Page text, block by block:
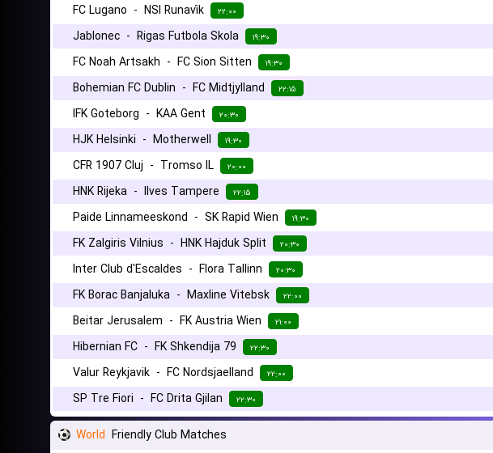
FC Lugano - NSI Runavík ۲۲:۰۰
Jablonec - Rigas Futbola Skola ۱۹:۳۰
FC Noah Artsakh - FC Sion Sitten ۱۹:۳۰
Bohemian FC Dublin - FC Midtjylland ۲۲:۱۵
IFK Goteborg - KAA Gent ۲۰:۳۰
HJK Helsinki - Motherwell ۱۹:۳۰
CFR 1907 Cluj - Tromso IL ۲۰:۰۰
HNK Rijeka - Ilves Tampere ۲۲:۱۵
Paide Linnameeskond - SK Rapid Wien ۱۹:۳۰
FK Zalgiris Vilnius - HNK Hajduk Split ۲۰:۳۰
Inter Club d'Escaldes - Flora Tallinn ۲۰:۳۰
FK Borac Banjaluka - Maxline Vitebsk ۲۲:۰۰
Beitar Jerusalem - FK Austria Wien ۲۱:۰۰
Hibernian FC - FK Shkendija 79 ۲۲:۳۰
Valur Reykjavik - FC Nordsjaelland ۲۲:۰۰
SP Tre Fiori - FC Drita Gjilan ۲۲:۳۰
World Friendly Club Matches